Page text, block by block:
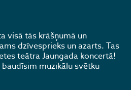
visā tās krāšņumā un
dzīvesprieks un azarts. Tas
teātra Jaungada koncertā!
muzikālu svētku